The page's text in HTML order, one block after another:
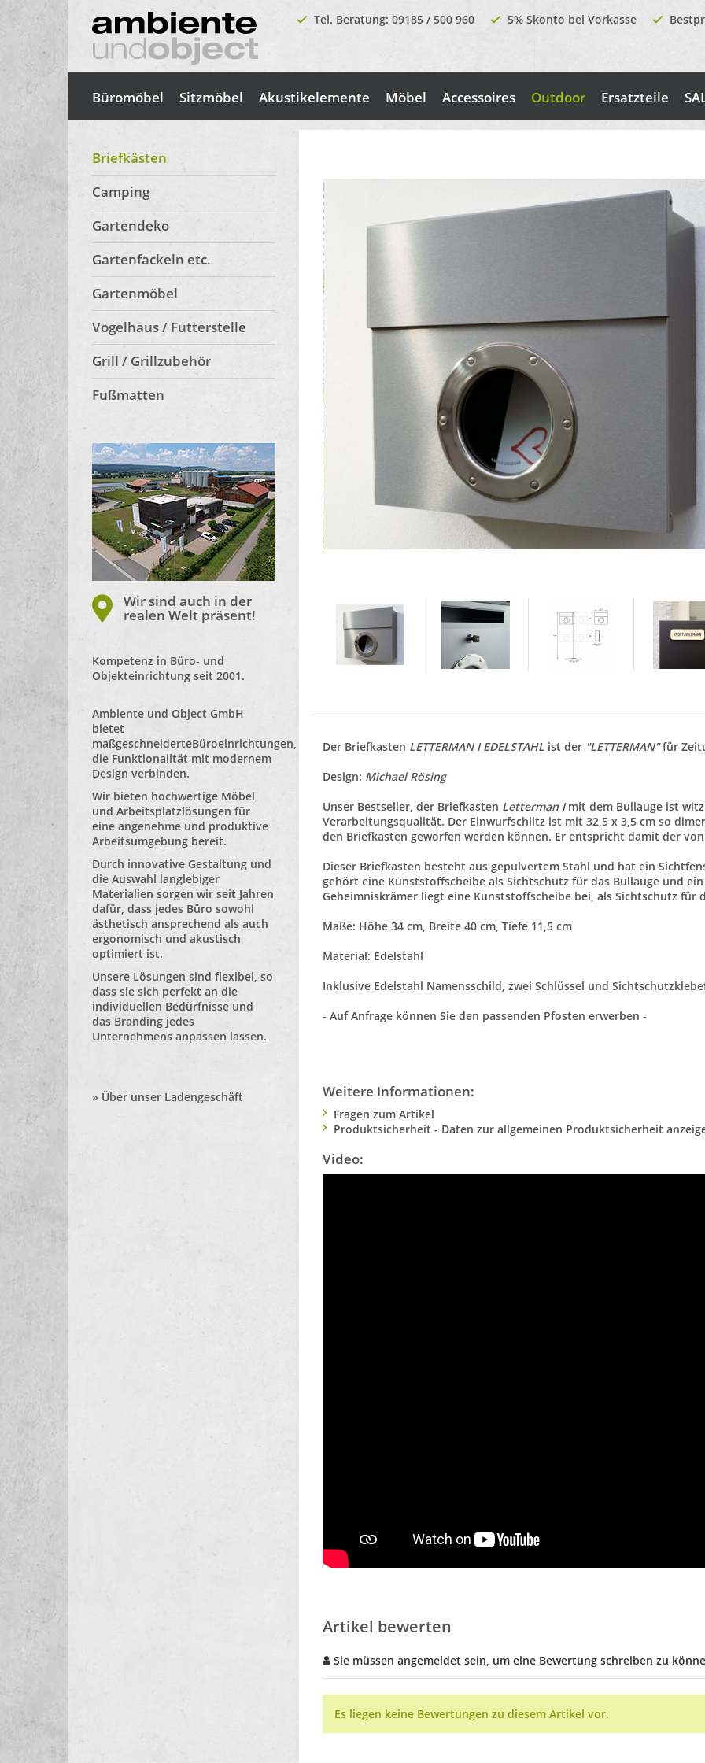
Tel. Beratung: 09185 / 500 960 5% Skonto bei Vorkasse
Büromöbel Sitzmöbel Akustikelemente Möbel Accessoires Outdoor Ersatzteile
Briefkästen
Camping
Gartendeko
Gartenfackeln etc.
Gartenmöbel
Vogelhaus / Futterstelle
Grill / Grillzubehör
Fußmatten
Wir sind auch in der
realen Welt präsent!
Kompetenz in Büro- und
Objekteinrichtung seit 2001.
Ambiente und Object GmbH
bietet
maßgeschneiderteBüroeinrichtungen
die Funktionalität mit modernem
Design verbinden.
Wir bieten hochwertige Möbel
und Arbeitsplatzlösungen für
eine angenehme und produktive
Arbeitsumgebung bereit.
Durch innovative Gestaltung und
die Auswahl langlebiger
Materialien sorgen wir seit Jahren
dafür, dass jedes Büro sowohl
ästhetisch ansprechend als auch
ergonomisch und akustisch
optimiert ist.
Unsere Lösungen sind flexibel, so
dass sie sich perfekt an die
individuellen Bedürfnisse und
das Branding jedes
Unternehmens anpassen lassen.
» Über unser Ladengeschäft
Der Briefkasten LETTERMAN I EDELSTAHList der "LETTERMAN"für
Design: Michael Rösing
Unser Bestseller, der Briefkasten Letterman Imit dem Bullauge ist
Verarbeitungsqualität. Der Einwurfschlitz ist mit 32,5 x 3,5 cm so
den Briefkasten geworfen werden können. Er entspricht damit der
Dieser Briefkasten besteht aus gepulvertem Stahl und hat ein
gehört eine Kunststoffscheibe als Sichtschutz für das Bullauge und
Geheimniskrämer liegt eine Kunststoffscheibe bei, als Sichtschutz für
Maße: Höhe 34 cm, Breite 40 cm, Tiefe 11,5 cm
Material: Edelstahl
Inklusive Edelstahl Namensschild, zwei Schlüssel und
- Auf Anfrage können Sie den passenden Pfosten erwerben -
Weitere Informationen:
Fragen zum Artikel
Produktsicherheit - Daten zur allgemeinen Produktsicherheit
Video:
Artikel bewerten
Sie müssen angemeldet sein, um eine Bewertung schreiben zu
Es liegen keine Bewertungen zu diesem Artikel vor.